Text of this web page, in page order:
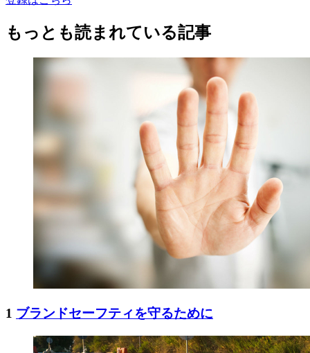
もっとも読まれている記事
1 ブランドセーフティを守るために